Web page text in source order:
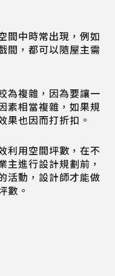
間中時常出現，例如
間，都可以隨屋主需
為複雜，因為要讓一
素相當複雜，如果規
果也因而打折扣。
利用空間坪數，在不
主進行設計規劃前，
活動，設計師才能做
數。